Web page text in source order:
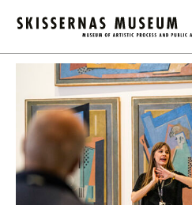
Kalender / Temavisning: Den